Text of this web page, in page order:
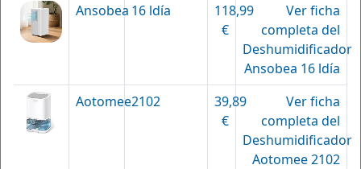
Ansobea 16 ldía
118,99
€
Ver ficha
completa del
Deshumidificador
Ansobea 16 ldía
Aotomee2102
39,89
€
Ver ficha
completa del
Deshumidificador
Aotomee 2102